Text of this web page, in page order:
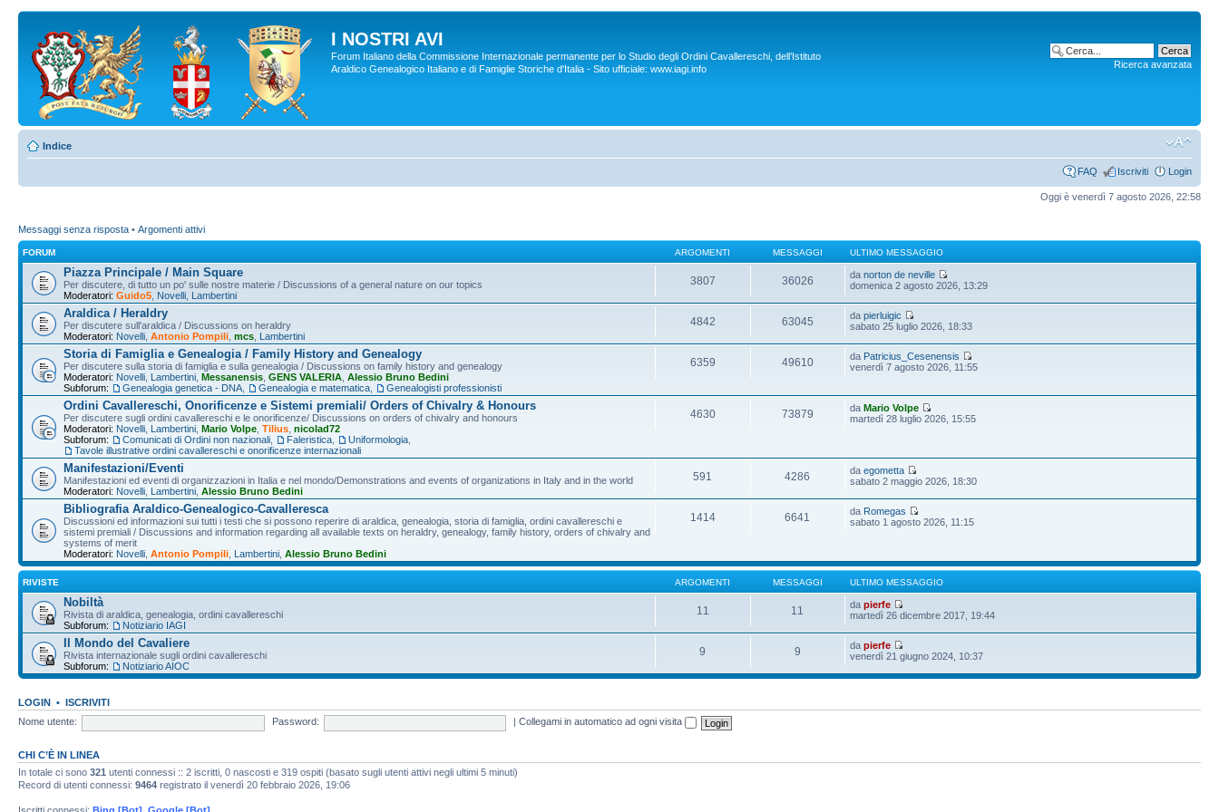
I NOSTRI AVI
Forum Italiano della Commissione Internazionale permanente per lo Studio degli Ordini Cavallereschi, dell’Istituto
Araldico Genealogico Italiano e di Famiglie Storiche d'Italia - Sito ufficiale: www.iagi.info
Ricerca avanzata
Indice
FAQ Iscriviti Login
Oggi è venerdì 7 agosto 2026, 22:58
Messaggi senza risposta • Argomenti attivi
FORUM ARGOMENTI MESSAGGI ULTIMO MESSAGGIO
Piazza Principale / Main Square
Per discutere, di tutto un po' sulle nostre materie / Discussions of a general nature on our topics
Moderatori: Guido5 Novelli Lambertini
3807 36026 danorton de neville
domenica 2 agosto 2026, 13:29
Araldica / Heraldry
Per discutere sull'araldica / Discussions on heraldry
Moderatori: Novelli Antonio Pompili mcs Lambertini
4842 63045 dapierluigic
sabato 25 luglio 2026, 18:33
Storia di Famiglia e Genealogia / Family History and Genealogy
Per discutere sulla storia di famiglia e sulla genealogia / Discussions on family history and genealogy
Moderatori: Novelli Lambertini Messanensis GENS VALERIA Alessio Bruno Bedini
Subforum:
Genealogia genetica - DNA Genealogia e matematica Genealogisti professionisti
6359 49610 da Patricius_Cesenensis
venerdì 7 agosto 2026, 11:55
Ordini Cavallereschi, Onorificenze e Sistemi premiali/ Orders of Chivalry & Honours
Per discutere sugli ordini cavallereschi e le onorificenze/ Discussions on orders of chivalry and honours
Moderatori: Novelli Lambertini Mario Volpe Tilius nicolad72
Subforum:
Comunicati di Ordini non nazionali Faleristica Uniformologia
Tavole illustrative ordini cavallereschi e onorificenze internazionali
4630 73879 daMario Volpe
martedì 28 luglio 2026, 15:55
Manifestazioni/Eventi
Manifestazioni ed eventi di organizzazioni in Italia e nel mondo/Demonstrations and events of organizations in Italy and in the world
Moderatori: Novelli Lambertini Alessio Bruno Bedini
591 4286 daegometta
sabato 2 maggio 2026, 18:30
Bibliografia Araldico-Genealogico-Cavalleresca
Discussioni ed informazioni sui tutti i testi che si possono reperire di araldica, genealogia, storia di famiglia, ordini cavallereschi e
sistemi premiali / Discussions and information regarding all available texts on heraldry, genealogy, family history, orders of chivalry and
systems of merit
Moderatori: Novelli Antonio Pompili Lambertini Alessio Bruno Bedini
1414 6641 da Romegas
sabato 1 agosto 2026, 11:15
RIVISTE ARGOMENTI MESSAGGI ULTIMO MESSAGGIO
Nobiltà
Rivista di araldica, genealogia, ordini cavallereschi
Subforum:
Notiziario IAGI
11 11 dapierfe
martedì 26 dicembre 2017, 19:44
Il Mondo del Cavaliere
Rivista internazionale sugli ordini cavallereschi
Subforum:
Notiziario AIOC
9 9 dapierfe
venerdì 21 giugno 2024, 10:37
LOGIN • ISCRIVITI
Nome utente:
Password: |Collegami in automatico ad ogni visita
CHI C’È IN LINEA
In totale ci sono 321 utenti connessi :: 2 iscritti, 0 nascosti e 319 ospiti (basato sugli utenti attivi negli ultimi 5 minuti)
Record di utenti connessi: 9464 registrato il venerdì 20 febbraio 2026, 19:06
Iscritti connessi: Bing [Bot] Google [Bot]